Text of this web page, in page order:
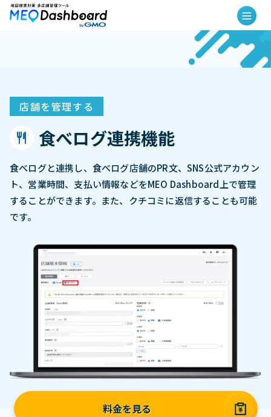
店舗を管理する
食べログ連携機能
食べログと連携し、食べログ店舗のPR文、SNS公式アカウン
ト、営業時間、支払い情報などをMEO Dashboard上で管理
することができます。また、クチコミに返信することも可能
です。
料金を見る